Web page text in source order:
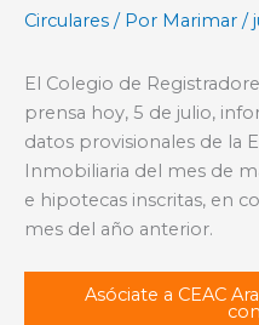
Circulares / Por Marimar /
El Colegio de
prensa hoy, 5 de julio,
datos provisionales de la
Inmobiliaria del mes de
e hipotecas inscritas, en
mes del año anterior.
Asóciate a CEAC